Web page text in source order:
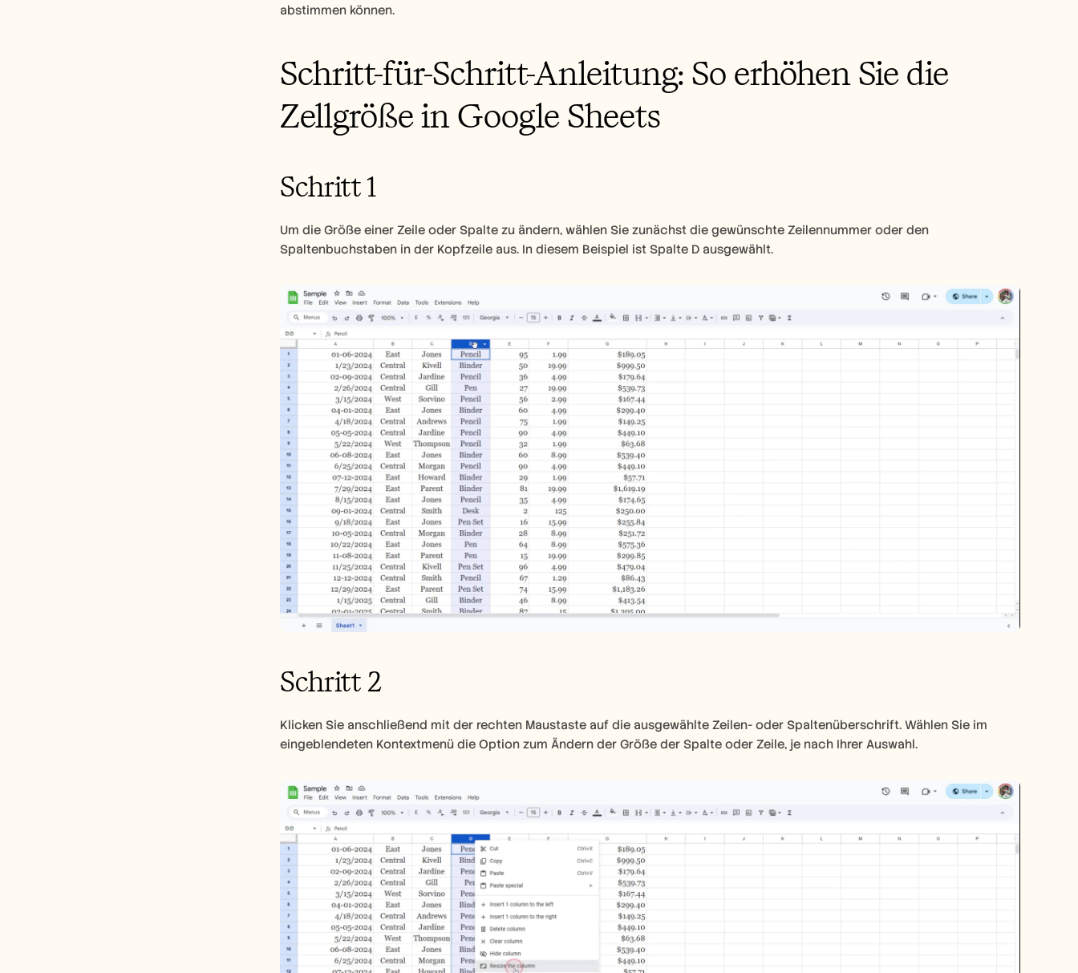
abstimmen können.
Schritt-für-Schritt-Anleitung: So erhöhen Sie die
Zellgröße in Google Sheets
Schritt 1
Um die Größe einer Zeile oder Spalte zu ändern, wählen Sie zunächst die gewünschte Zeilennummer oder den
Spaltenbuchstaben in der Kopfzeile aus. In diesem Beispiel ist Spalte D ausgewählt.
Schritt 2
Klicken Sie anschließend mit der rechten Maustaste auf die ausgewählte Zeilen- oder Spaltenüberschrift. Wählen Sie im
eingeblendeten Kontextmenü die Option zum Ändern der Größe der Spalte oder Zeile, je nach Ihrer Auswahl.